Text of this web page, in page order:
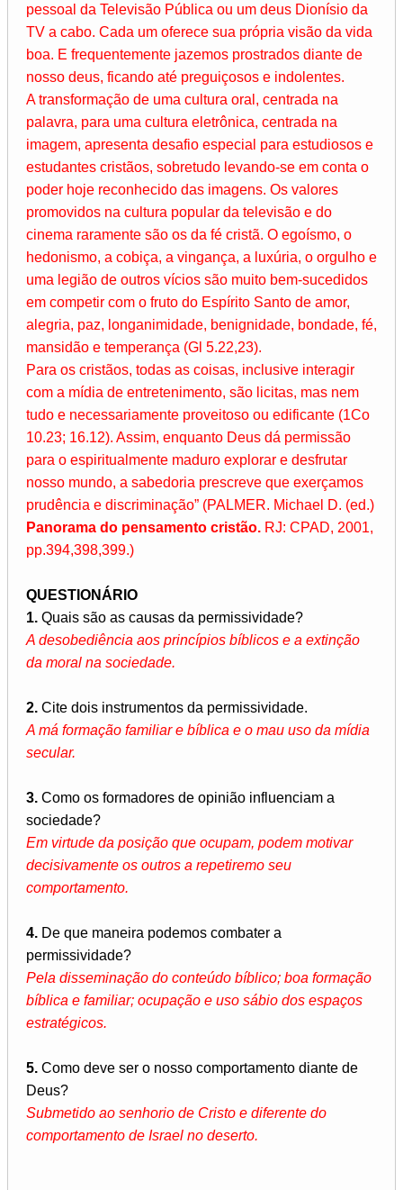
pessoal da Televisão Pública ou um deus Dionísio da
TV a cabo. Cada um oferece sua própria visão da vida
boa. E frequentemente jazemos prostrados diante de
nosso deus, ficando até preguiçosos e indolentes.
A transformação de uma cultura oral, centrada na
palavra, para uma cultura eletrônica, centrada na
imagem, apresenta desafio especial para estudiosos e
estudantes cristãos, sobretudo levando-se em conta o
poder hoje reconhecido das imagens. Os valores
promovidos na cultura popular da televisão e do
cinema raramente são os da fé cristã. O egoísmo, o
hedonismo, a cobiça, a vingança, a luxúria, o orgulho e
uma legião de outros vícios são muito bem-sucedidos
em competir com o fruto do Espírito Santo de amor,
alegria, paz, longanimidade, benignidade, bondade, fé,
mansidão e temperança (Gl 5.22,23).
Para os cristãos, todas as coisas, inclusive interagir
com a mídia de entretenimento, são licitas, mas nem
tudo e necessariamente proveitoso ou edificante (1Co
10.23; 16.12). Assim, enquanto Deus dá permissão
para o espiritualmente maduro explorar e desfrutar
nosso mundo, a sabedoria prescreve que exerçamos
prudência e discriminação” (PALMER. Michael D. (ed.)
Panorama do pensamento cristão. RJ: CPAD, 2001,
pp.394,398,399.)
QUESTIONÁRIO
1. Quais são as causas da permissividade?
A desobediência aos princípios bíblicos e a extinção
da moral na sociedade.
2. Cite dois instrumentos da permissividade.
A má formação familiar e bíblica e o mau uso da mídia
secular.
3. Como os formadores de opinião influenciam a
sociedade?
Em virtude da posição que ocupam, podem motivar
decisivamente os outros a repetiremo seu
comportamento.
4. De que maneira podemos combater a
permissividade?
Pela disseminação do conteúdo bíblico; boa formação
bíblica e familiar; ocupação e uso sábio dos espaços
estratégicos.
5. Como deve ser o nosso comportamento diante de
Deus?
Submetido ao senhorio de Cristo e diferente do
comportamento de Israel no deserto.